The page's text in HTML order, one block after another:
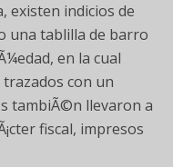
existen indicios de
una tablilla de barro
en la cual
con un
tambiÃ©n llevaron a
fiscal, impresos